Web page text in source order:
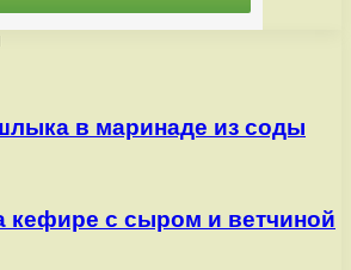
в маринаде из соды
кефире с сыром и ветчиной